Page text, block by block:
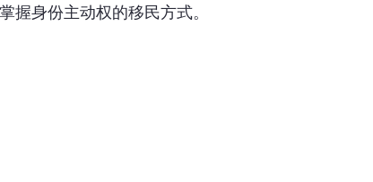
握身份主动权的移民方式。